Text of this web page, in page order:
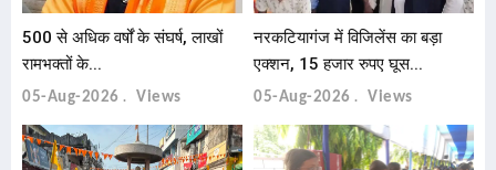
500 से अधिक वर्षों के संघर्ष, लाखों
रामभक्तों के...
05-Aug-2026 Views
नरकटियागंज में विजिलेंस का बड़ा
एक्शन, 15 हजार रुपए घूस...
05-Aug-2026 Views